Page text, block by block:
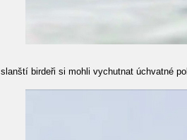
Islanští birdeři si mohli vychutnat úchvatné